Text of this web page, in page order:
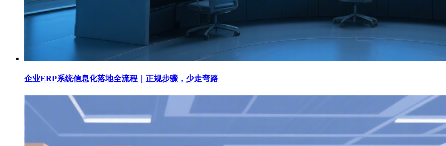
企业ERP系统信息化落地全流程｜正规步骤，少走弯路